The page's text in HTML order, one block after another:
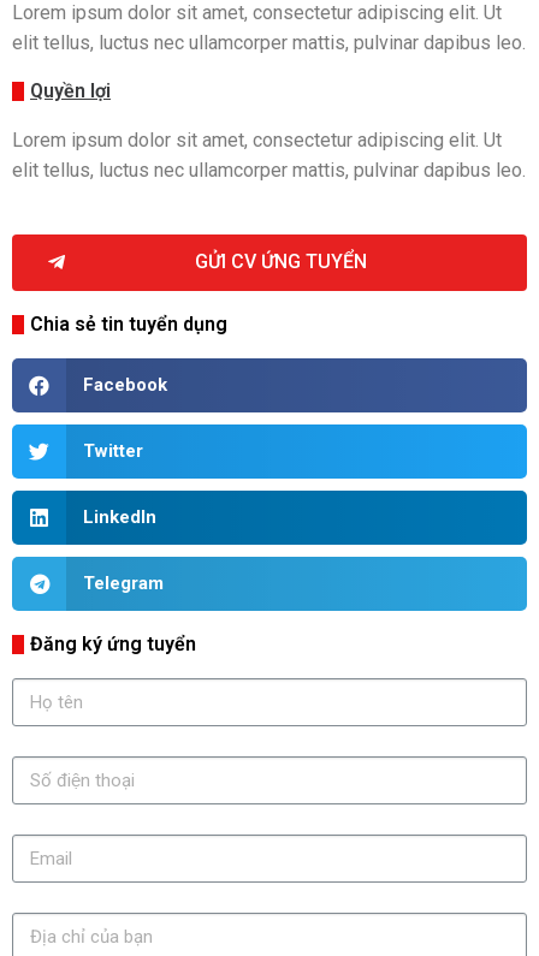
Lorem ipsum dolor sit amet, consectetur adipiscing elit. Ut
elit tellus, luctus nec ullamcorper mattis, pulvinar dapibus leo.
Quyền lợi
Lorem ipsum dolor sit amet, consectetur adipiscing elit. Ut
elit tellus, luctus nec ullamcorper mattis, pulvinar dapibus leo.
GỬI CV ỨNG TUYỂN
Chia sẻ tin tuyển dụng
Facebook
Twitter
LinkedIn
Telegram
Đăng ký ứng tuyển